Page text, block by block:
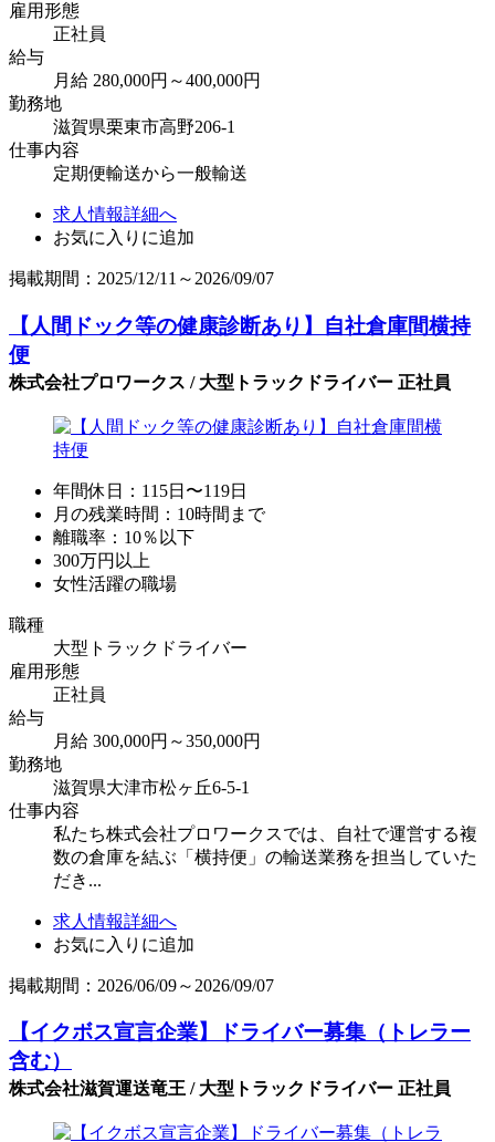
雇用形態
正社員
給与
月給 280,000円～400,000円
勤務地
滋賀県栗東市高野206-1
仕事内容
定期便輸送から一般輸送
求人情報詳細へ
お気に入りに追加
掲載期間：2025/12/11～2026/09/07
【人間ドック等の健康診断あり】自社倉庫間横持
便
株式会社プロワークス / 大型トラックドライバー 正社員
年間休日：115日〜119日
月の残業時間：10時間まで
離職率：10％以下
300万円以上
女性活躍の職場
職種
大型トラックドライバー
雇用形態
正社員
給与
月給 300,000円～350,000円
勤務地
滋賀県大津市松ヶ丘6-5-1
仕事内容
私たち株式会社プロワークスでは、自社で運営する複
数の倉庫を結ぶ「横持便」の輸送業務を担当していた
だき...
求人情報詳細へ
お気に入りに追加
掲載期間：2026/06/09～2026/09/07
【イクボス宣言企業】ドライバー募集（トレラー
含む）
株式会社滋賀運送竜王 / 大型トラックドライバー 正社員